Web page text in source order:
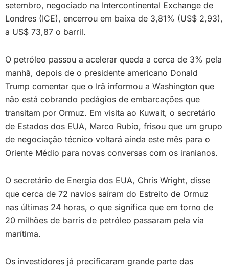
setembro, negociado na Intercontinental Exchange de
Londres (ICE), encerrou em baixa de 3,81% (US$ 2,93),
a US$ 73,87 o barril.
O petróleo passou a acelerar queda a cerca de 3% pela
manhã, depois de o presidente americano Donald
Trump comentar que o Irã informou a Washington que
não está cobrando pedágios de embarcações que
transitam por Ormuz. Em visita ao Kuwait, o secretário
de Estados dos EUA, Marco Rubio, frisou que um grupo
de negociação técnico voltará ainda este mês para o
Oriente Médio para novas conversas com os iranianos.
O secretário de Energia dos EUA, Chris Wright, disse
que cerca de 72 navios saíram do Estreito de Ormuz
nas últimas 24 horas, o que significa que em torno de
20 milhões de barris de petróleo passaram pela via
marítima.
Os investidores já precificaram grande parte das